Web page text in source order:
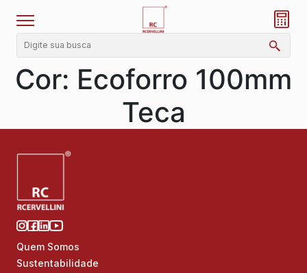
Cor: Ecoforro 100mm
Teca
Quem Somos
Sustentabilidade